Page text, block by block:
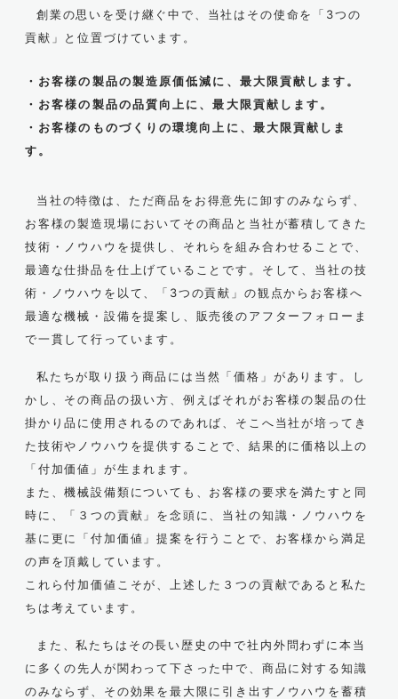
創業の思いを受け継ぐ中で、当社はその使命を「3つの
貢献」と位置づけています。
・お客様の製品の製造原価低減に、最大限貢献します。
・お客様の製品の品質向上に、最大限貢献します。
・お客様のものづくりの環境向上に、最大限貢献しま
す。
当社の特徴は、ただ商品をお得意先に卸すのみならず、
お客様の製造現場においてその商品と当社が蓄積してきた
技術・ノウハウを提供し、それらを組み合わせることで、
最適な仕掛品を仕上げていることです。そして、当社の技
術・ノウハウを以て、「3つの貢献」の観点からお客様へ
最適な機械・設備を提案し、販売後のアフターフォローま
で一貫して行っています。
私たちが取り扱う商品には当然「価格」があります。し
かし、その商品の扱い方、例えばそれがお客様の製品の仕
掛かり品に使用されるのであれば、そこへ当社が培ってき
た技術やノウハウを提供することで、結果的に価格以上の
「付加価値」が生まれます。
また、機械設備類についても、お客様の要求を満たすと同
時に、「３つの貢献」を念頭に、当社の知識・ノウハウを
基に更に「付加価値」提案を行うことで、お客様から満足
の声を頂戴しています。
これら付加価値こそが、上述した３つの貢献であると私た
ちは考えています。
また、私たちはその長い歴史の中で社内外問わずに本当
に多くの先人が関わって下さった中で、商品に対する知識
のみならず、その効果を最大限に引き出すノウハウを蓄積